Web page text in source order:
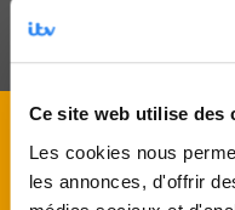
Ce site web utilise des
Les cookies nous
les annonces, d'offrir